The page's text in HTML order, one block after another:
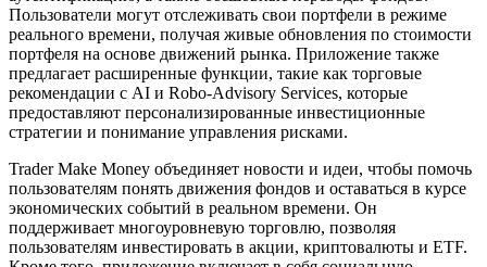
Пользователи могут отслеживать свои портфели в режиме
реального времени, получая живые обновления по стоимости
портфеля на основе движений рынка. Приложение также
предлагает расширенные функции, такие как торговые
рекомендации с AI и Robo-Advisory Services, которые
предоставляют персонализированные инвестиционные
стратегии и понимание управления рисками.
Trader Make Money объединяет новости и идеи, чтобы помочь
пользователям понять движения фондов и оставаться в курсе
экономических событий в реальном времени. Он
поддерживает многоуровневую торговлю, позволяя
пользователям инвестировать в акции, криптовалюты и ETF.